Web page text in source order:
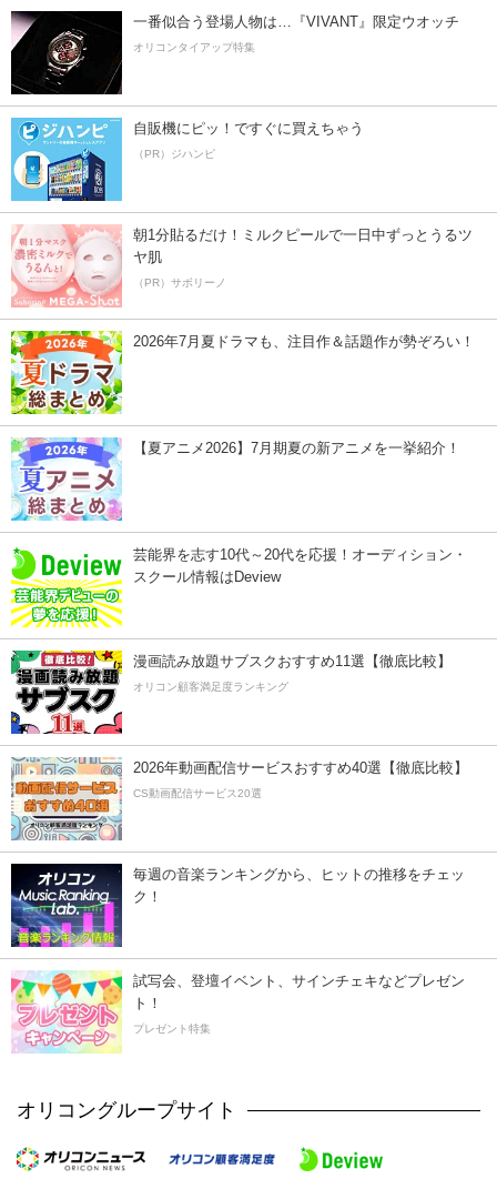
一番似合う登場人物は…『VIVANT』限定ウオッチ
オリコンタイアップ特集
自販機にピッ！ですぐに買えちゃう
（PR）ジハンピ
朝1分貼るだけ！ミルクピールで一日中ずっとうるツ
ヤ肌
（PR）サボリーノ
2026年7月夏ドラマも、注目作＆話題作が勢ぞろい！
【夏アニメ2026】7月期夏の新アニメを一挙紹介！
芸能界を志す10代～20代を応援！オーディション・
スクール情報はDeview
漫画読み放題サブスクおすすめ11選【徹底比較】
オリコン顧客満足度ランキング
2026年動画配信サービスおすすめ40選【徹底比較】
CS動画配信サービス20選
毎週の音楽ランキングから、ヒットの推移をチェッ
ク！
試写会、登壇イベント、サインチェキなどプレゼン
ト！
プレゼント特集
オリコングループサイト